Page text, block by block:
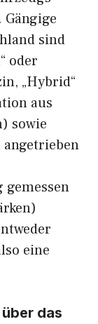
sind
oder
„Hybrid“
aus
sowie
gemessen
eine
das